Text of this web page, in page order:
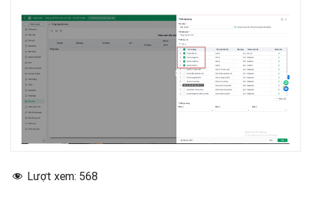
Lượt xem: 568